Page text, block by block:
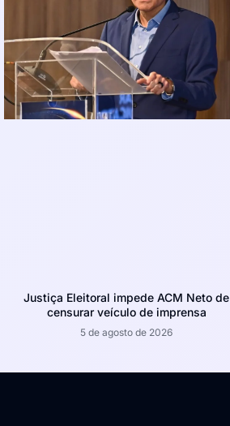
Justiça Eleitoral impede ACM Neto de
censurar veículo de imprensa
5 de agosto de 2026